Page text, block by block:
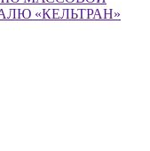
«КЕЛЬТРАН»